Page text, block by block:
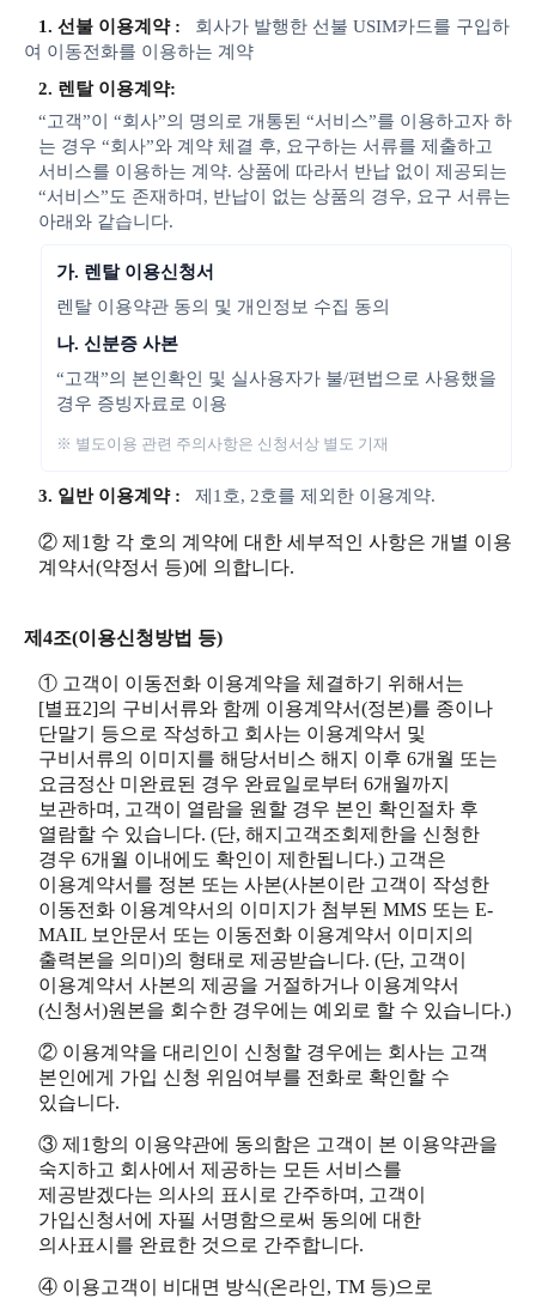
1. 선불 이용계약 :
회사가 발행한 선불 USIM카드를 구입하
여 이동전화를 이용하는 계약
2. 렌탈 이용계약:
“고객”이 “회사”의 명의로 개통된 “서비스”를 이용하고자 하
는 경우 “회사”와 계약 체결 후, 요구하는 서류를 제출하고
서비스를 이용하는 계약. 상품에 따라서 반납 없이 제공되는
“서비스”도 존재하며, 반납이 없는 상품의 경우, 요구 서류는
아래와 같습니다.
가. 렌탈 이용신청서
렌탈 이용약관 동의 및 개인정보 수집 동의
나. 신분증 사본
“고객”의 본인확인 및 실사용자가 불/편법으로 사용했을
경우 증빙자료로 이용
※ 별도이용 관련 주의사항은 신청서상 별도 기재
3. 일반 이용계약 : 제1호, 2호를 제외한 이용계약.
② 제1항 각 호의 계약에 대한 세부적인 사항은 개별 이용
계약서(약정서 등)에 의합니다.
제4조(이용신청방법 등)
① 고객이 이동전화 이용계약을 체결하기 위해서는
[별표2]의 구비서류와 함께 이용계약서(정본)를 종이나
단말기 등으로 작성하고 회사는 이용계약서 및
구비서류의 이미지를 해당서비스 해지 이후 6개월 또는
요금정산 미완료된 경우 완료일로부터 6개월까지
보관하며, 고객이 열람을 원할 경우 본인 확인절차 후
열람할 수 있습니다. (단, 해지고객조회제한을 신청한
경우 6개월 이내에도 확인이 제한됩니다.) 고객은
이용계약서를 정본 또는 사본(사본이란 고객이 작성한
이동전화 이용계약서의 이미지가 첨부된 MMS 또는 E-
MAIL 보안문서 또는 이동전화 이용계약서 이미지의
출력본을 의미)의 형태로 제공받습니다. (단, 고객이
이용계약서 사본의 제공을 거절하거나 이용계약서
(신청서)원본을 회수한 경우에는 예외로 할 수 있습니다.)
② 이용계약을 대리인이 신청할 경우에는 회사는 고객
본인에게 가입 신청 위임여부를 전화로 확인할 수
있습니다.
③ 제1항의 이용약관에 동의함은 고객이 본 이용약관을
숙지하고 회사에서 제공하는 모든 서비스를
제공받겠다는 의사의 표시로 간주하며, 고객이
가입신청서에 자필 서명함으로써 동의에 대한
의사표시를 완료한 것으로 간주합니다.
④ 이용고객이 비대면 방식(온라인, TM 등)으로